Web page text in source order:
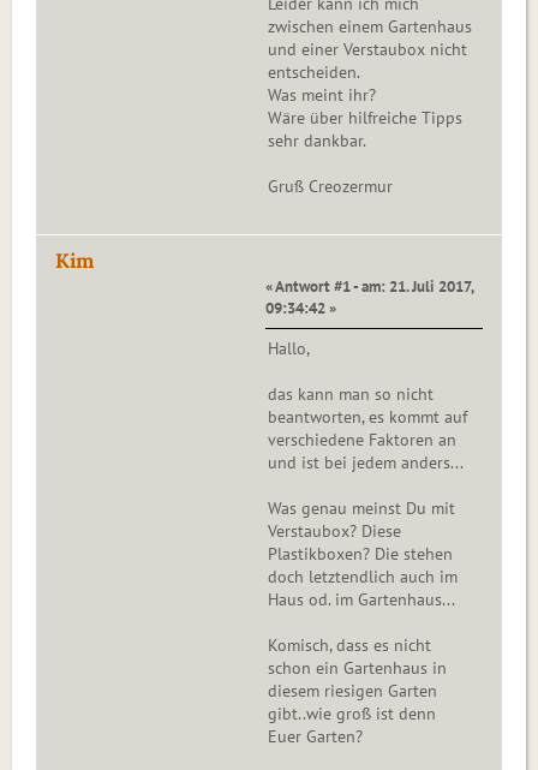
zwischen einem Gartenhaus
und einer Verstaubox nicht
entscheiden.
Was meint ihr?
Wäre über hilfreiche Tipps
sehr dankbar.
Gruß Creozermur
Kim
« Antwort #1 - am: 21. Juli 2017,
09:34:42 »
Hallo,
das kann man so nicht
beantworten, es kommt auf
verschiedene Faktoren an
und ist bei jedem anders...
Was genau meinst Du mit
Verstaubox? Diese
Plastikboxen? Die stehen
doch letztendlich auch im
Haus od. im Gartenhaus...
Komisch, dass es nicht
schon ein Gartenhaus in
diesem riesigen Garten
gibt..wie groß ist denn
Euer Garten?